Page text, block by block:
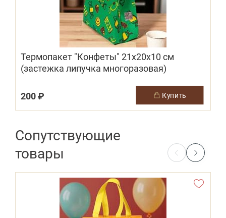
Термопакет "Конфеты" 21х20х10 см
(застежка липучка многоразовая)
200 ₽ купить
Сопутствующие
товары